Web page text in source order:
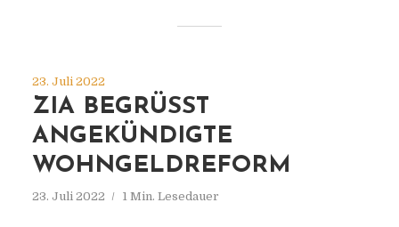
23. Juli 2022
ZIA BEGRÜSST A
NGEKÜNDIGTE W
OHNGELDREFORM
23. Juli 2022 1 Min. Lesedauer